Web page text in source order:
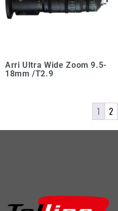
Arri Ultra Wide Zoom 9.5-
18mm /T2.9
1 2